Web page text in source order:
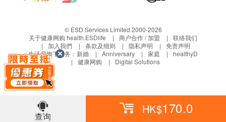
查询
HK$170.0
© ESD Services Limited 2000-2026
关于健康网购 health.ESDlife
商户合作 / 加盟
联络我们
加入我們
条款及细则 隐私声明
免责声明
生活易旗下业务： 新婚 Anniversary 家庭
healthyD
健康网购
Digital Solutions